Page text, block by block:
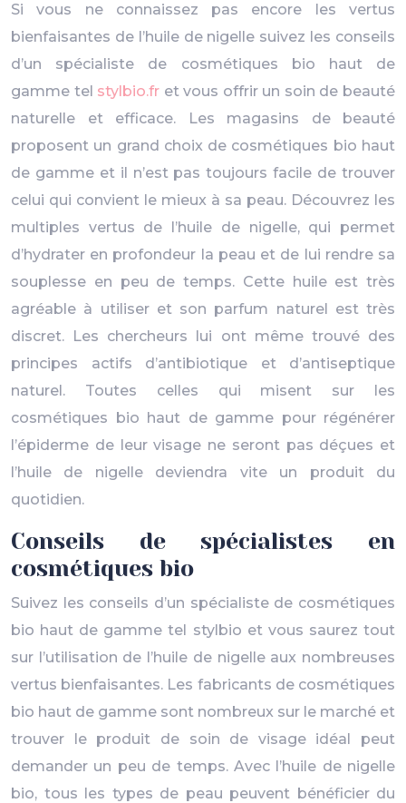
Si vous ne connaissez pas encore les vertus
bienfaisantes de l’huile de nigelle suivez les conseils
d’un spécialiste de cosmétiques bio haut de
gamme tel stylbio.fr et vous offrir un soin de beauté
naturelle et efficace. Les magasins de beauté
proposent un grand choix de cosmétiques bio haut
de gamme et il n’est pas toujours facile de trouver
celui qui convient le mieux à sa peau. Découvrez les
multiples vertus de l’huile de nigelle, qui permet
d’hydrater en profondeur la peau et de lui rendre sa
souplesse en peu de temps. Cette huile est très
agréable à utiliser et son parfum naturel est très
discret. Les chercheurs lui ont même trouvé des
principes actifs d’antibiotique et d’antiseptique
naturel. Toutes celles qui misent sur les
cosmétiques bio haut de gamme pour régénérer
l’épiderme de leur visage ne seront pas déçues et
l’huile de nigelle deviendra vite un produit du
quotidien.
Conseils de spécialistes en
cosmétiques bio
Suivez les conseils d’un spécialiste de cosmétiques
bio haut de gamme tel stylbio et vous saurez tout
sur l’utilisation de l’huile de nigelle aux nombreuses
vertus bienfaisantes. Les fabricants de cosmétiques
bio haut de gamme sont nombreux sur le marché et
trouver le produit de soin de visage idéal peut
demander un peu de temps. Avec l’huile de nigelle
bio, tous les types de peau peuvent bénéficier du